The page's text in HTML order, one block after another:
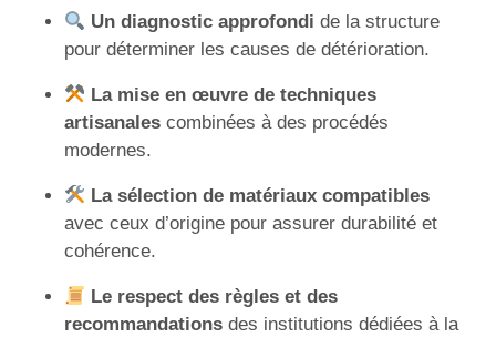
Un diagnostic approfondi de la structure
pour déterminer les causes de détérioration.
La mise en œuvre de techniques
artisanales combinées à des procédés
modernes.
La sélection de matériaux compatibles
avec ceux d’origine pour assurer durabilité et
cohérence.
Le respect des règles et des
recommandations des institutions dédiées à la